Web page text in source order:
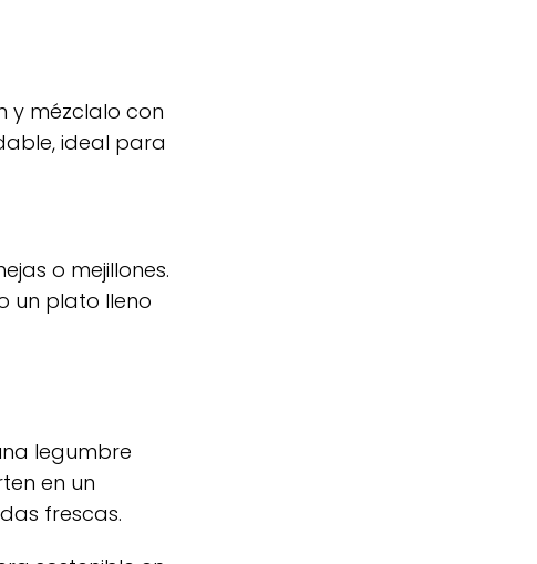
y mézclalo con
ideal para
o mejillones.
un plato lleno
legumbre
en un
frescas.